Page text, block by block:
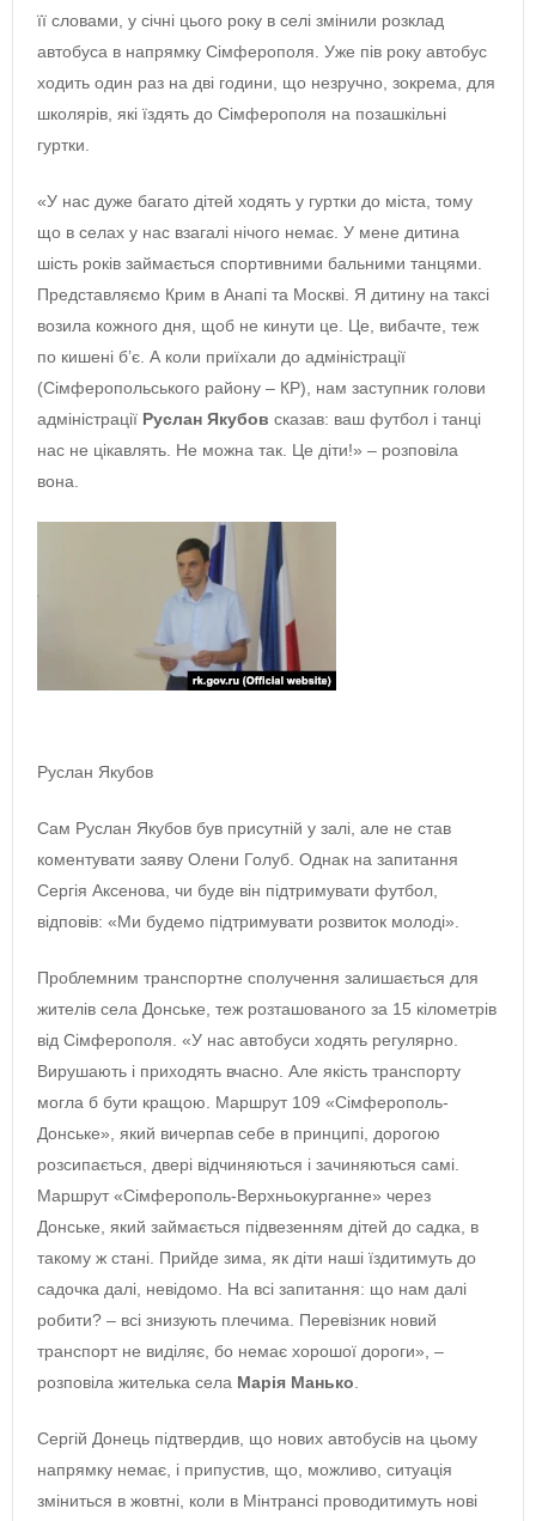
її словами, у січні цього року в селі змінили розклад
автобуса в напрямку Сімферополя. Уже пів року автобус
ходить один раз на дві години, що незручно, зокрема, для
школярів, які їздять до Сімферополя на позашкільні
гуртки.
«У нас дуже багато дітей ходять у гуртки до міста, тому
що в селах у нас взагалі нічого немає. У мене дитина
шість років займається спортивними бальними танцями.
Представляємо Крим в Анапі та Москві. Я дитину на таксі
возила кожного дня, щоб не кинути це. Це, вибачте, теж
по кишені б’є. А коли приїхали до адміністрації
(Сімферопольського району ‒ КР), нам заступник голови
адміністрації Руслан Якубов сказав: ваш футбол і танці
нас не цікавлять. Не можна так. Це діти!» ‒ розповіла
вона.
Руслан Якубов
Сам Руслан Якубов був присутній у залі, але не став
коментувати заяву Олени Голуб. Однак на запитання
Сергія Аксенова, чи буде він підтримувати футбол,
відповів: «Ми будемо підтримувати розвиток молоді».
Проблемним транспортне сполучення залишається для
жителів села Донське, теж розташованого за 15 кілометрів
від Сімферополя. «У нас автобуси ходять регулярно.
Вирушають і приходять вчасно. Але якість транспорту
могла б бути кращою. Маршрут 109 «Сімферополь-
Донське», який вичерпав себе в принципі, дорогою
розсипається, двері відчиняються і зачиняються самі.
Маршрут «Сімферополь-Верхньокурганне» через
Донське, який займається підвезенням дітей до садка, в
такому ж стані. Прийде зима, як діти наші їздитимуть до
садочка далі, невідомо. На всі запитання: що нам далі
робити? ‒ всі знизують плечима. Перевізник новий
транспорт не виділяє, бо немає хорошої дороги», ‒
розповіла жителька села Марія Манько
Сергій Донець підтвердив, що нових автобусів на цьому
напрямку немає, і припустив, що, можливо, ситуація
зміниться в жовтні, коли в Мінтрансі проводитимуть нові